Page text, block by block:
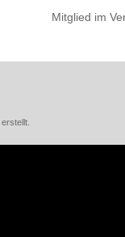
Mitglied im
erstellt.